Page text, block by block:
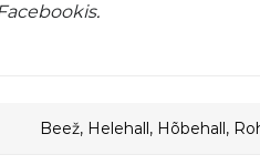
.
Beež, Helehall, Hõbehall,